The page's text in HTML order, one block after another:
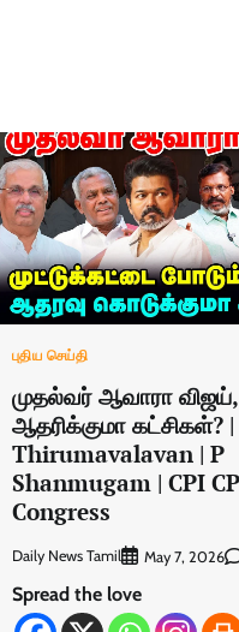
புதிய செய்தி
முதல்வர் ஆவாரா விஜய்,
ஆதரிக்குமா கட்சிகள்? |
Thirumavalavan | P
Shanmugam | CPI
Congress
Daily News Tamil May 7, 2026
Spread the love